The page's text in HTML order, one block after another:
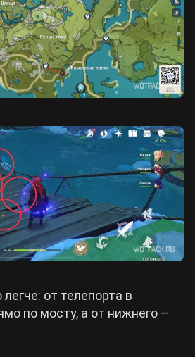
от телепорта в
по мосту, а от нижнего –